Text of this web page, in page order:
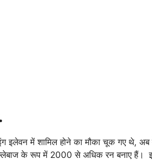
इलेवन में शामिल होने का मौका चूक गए थे,
के रूप में 2000 से अधिक रन बनाए हैं। इस